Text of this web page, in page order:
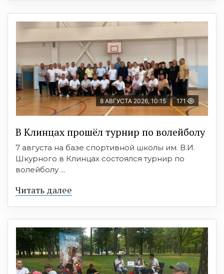
8 АВГУСТА 2026, 10:15 171
В Клинцах прошёл турнир по волейболу
7 августа на базе спортивной школы им. В.И.
Шкурного в Клинцах состоялся турнир по
волейболу ...
Читать далее